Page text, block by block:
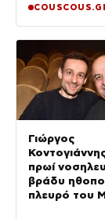
Γιώργος
πρωί
βράδυ
πλευρό του